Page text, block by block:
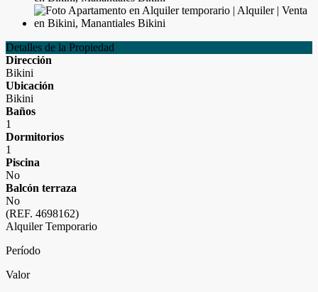
Detalles de la Propiedad
Dirección
Bikini
Ubicación
Bikini
Baños
1
Dormitorios
1
Piscina
No
Balcón terraza
No
(REF. 4698162)
Alquiler Temporario
Período
Valor